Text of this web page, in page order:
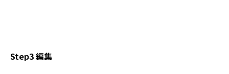
Step3 編集